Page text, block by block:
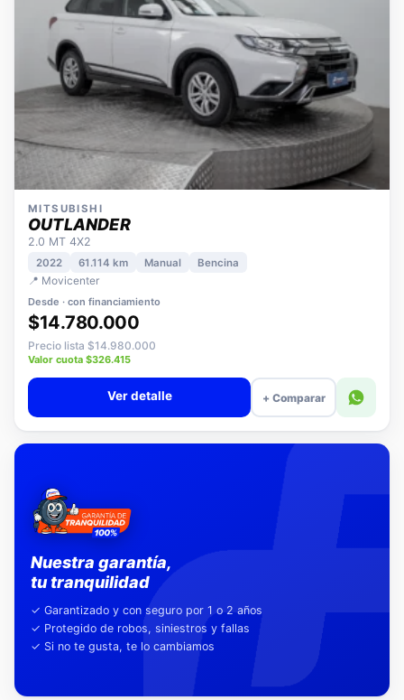
MITSUBISHI
OUTLANDER
2.0 MT 4X2
2022 61.114 km
📍 Movicenter
Desde · con financiamiento
$14.780.000
Precio lista $14.980.000
Valor cuota $326.415
+ Comparar
Nuestra garantía,
✓ Garantizado y con seguro por 1 o 2 años
✓ Protegido de robos, siniestros y fallas